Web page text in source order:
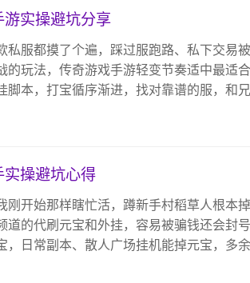
实操避坑分享
私服都摸了个遍，踩过服跑路、私下交易
的玩法，传奇游戏手游轻变节奏适中最适
脚本，打宝循序渐进，找对靠谱的服，和
实操避坑心得
刚开始那样瞎忙活，蹲新手村稻草人根本
的代刷元宝和外挂，容易被骗钱还会封号
，日常副本、散人广场挂机能掉元宝，多